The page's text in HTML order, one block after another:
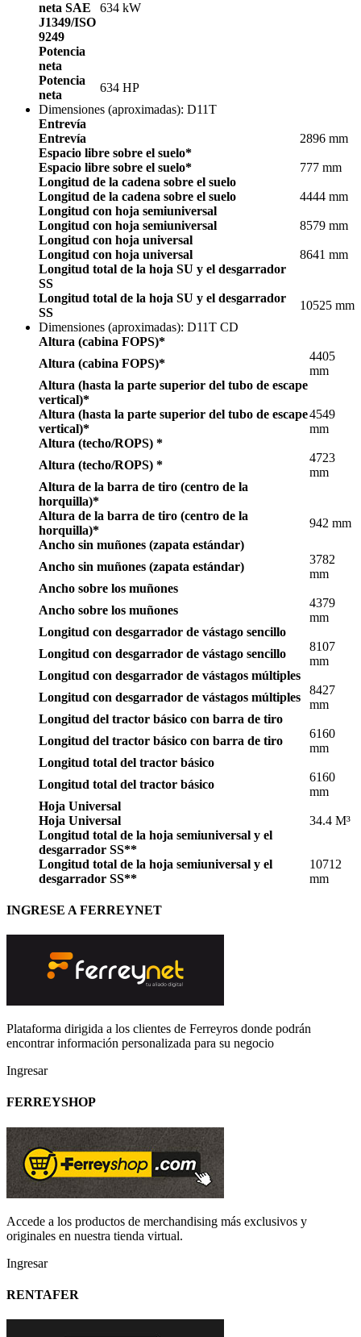
neta SAE
J1349/ISO
9249
634 kW
Potencia
neta
Potencia
neta
634 HP
Dimensiones (aproximadas): D11T
Entrevía
Entrevía
2896 mm
Espacio libre sobre el suelo*
Espacio libre sobre el suelo*
777 mm
Longitud de la cadena sobre el suelo
Longitud de la cadena sobre el suelo
4444 mm
Longitud con hoja semiuniversal
Longitud con hoja semiuniversal
8579 mm
Longitud con hoja universal
Longitud con hoja universal
8641 mm
Longitud total de la hoja SU y el desgarrador
SS
Longitud total de la hoja SU y el desgarrador
SS
10525 mm
Dimensiones (aproximadas): D11T CD
Altura (cabina FOPS)*
Altura (cabina FOPS)*
4405
mm
Altura (hasta la parte superior del tubo de escape
vertical)*
Altura (hasta la parte superior del tubo de escape
vertical)*
4549
mm
Altura (techo/ROPS) *
Altura (techo/ROPS) *
4723
mm
Altura de la barra de tiro (centro de la
horquilla)*
Altura de la barra de tiro (centro de la
horquilla)*
942 mm
Ancho sin muñones (zapata estándar)
Ancho sin muñones (zapata estándar)
3782
mm
Ancho sobre los muñones
Ancho sobre los muñones
4379
mm
Longitud con desgarrador de vástago sencillo
Longitud con desgarrador de vástago sencillo
8107
mm
Longitud con desgarrador de vástagos múltiples
Longitud con desgarrador de vástagos múltiples
8427
mm
Longitud del tractor básico con barra de tiro
Longitud del tractor básico con barra de tiro
6160
mm
Longitud total del tractor básico
Longitud total del tractor básico
6160
mm
Hoja Universal
Hoja Universal
34.4 M³
Longitud total de la hoja semiuniversal y el
desgarrador SS**
Longitud total de la hoja semiuniversal y el
desgarrador SS**
10712
mm
INGRESE A FERREYNET
Plataforma dirigida a los clientes de Ferreyros donde podrán
encontrar información personalizada para su negocio
Ingresar
FERREYSHOP
Accede a los productos de merchandising más exclusivos y
originales en nuestra tienda virtual.
Ingresar
RENTAFER